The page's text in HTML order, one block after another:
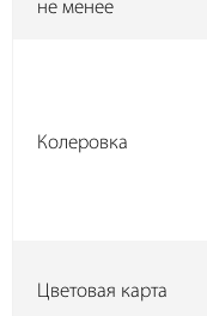
не менее
Колеровка
Цветовая карта